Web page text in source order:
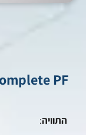
התוויה: